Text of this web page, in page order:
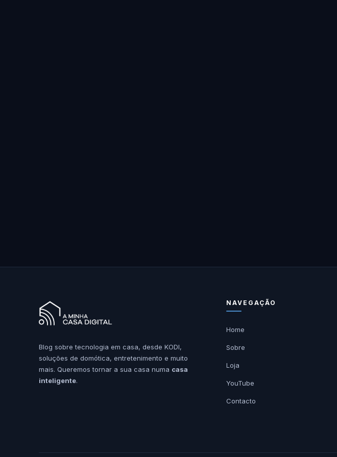
Blog sobre tecnologia em casa, desde KODI,
soluções de domótica, entretenimento e muito
mais. Queremos tornar a sua casa numa casa
inteligente.
NAVEGAÇÃO
Home
Sobre
Loja
YouTube
Contacto